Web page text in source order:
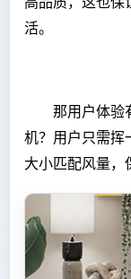
活。
那用户体验
机？用户只需挥
大小匹配风量，